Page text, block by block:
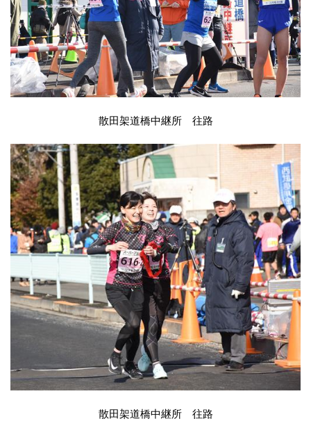
散田架道橋中継所 往路
散田架道橋中継所 往路